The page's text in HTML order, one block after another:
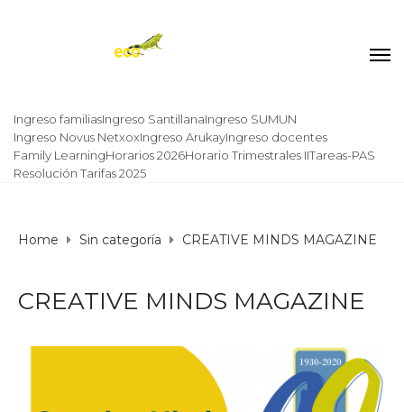
Ingreso familiasIngreso SantillanaIngreso SUMUN
Ingreso Novus NetxoxIngreso ArukayIngreso docentes
Family LearningHorarios 2026Horario Trimestrales IITareas-PAS
Resolución Tarifas 2025
Home Sin categoría CREATIVE MINDS MAGAZINE
CREATIVE MINDS MAGAZINE